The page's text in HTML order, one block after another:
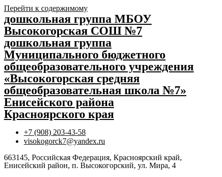
Перейти к содержимому
дошкольная группа МБОУ
Высокогорская СОШ №7
дошкольная группа
Муниципального бюджетного
общеобразовательного учреждения
«Высокогорская средняя
общеобразовательная школа №7»
Енисейского района
Красноярского края
+7 (908) 203-43-58
visokogorck7@yandex.ru
663145, Российская Федерация, Красноярский край,
Енисейский район, п. Высокогорский, ул. Мира, 4